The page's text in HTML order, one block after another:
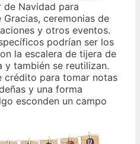
Navidad para
ceremonias de
y otros eventos.
podrían ser los
la escalera de tijera de
y también se reutilizan.
crédito para tomar notas
y una forma
esconden un campo